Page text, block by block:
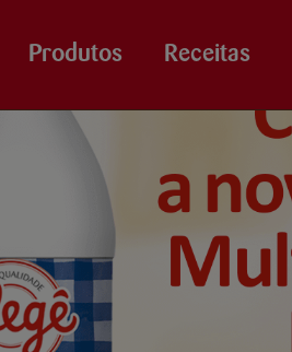
Produtos Receitas